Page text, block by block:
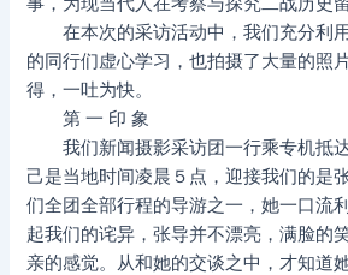
在本次的采访活动中，我们充分利
的同行们虚心学习，也拍摄了大量的照
得，一吐为快。
第 一 印 象
我们新闻摄影采访团一行乘专机抵
己是当地时间凌晨５点，迎接我们的是
们全团全部行程的导游之一，她一口流
起我们的诧异，张导并不漂亮，满脸的
亲的感觉。从和她的交谈之中，才知道